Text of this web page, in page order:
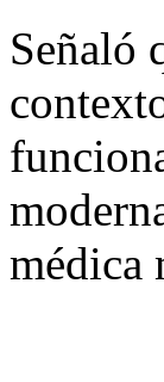
Señaló
médica